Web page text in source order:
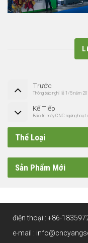
Trước
Thông báo nghỉ lễ 1/5 năm
Kế Tiếp
Bảo trì máy CNC ngừng
Thể Loại
Sản Phẩm Mới
điện thoại : +86-
e-mail :